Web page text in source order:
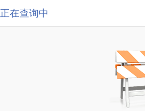
正在查询中